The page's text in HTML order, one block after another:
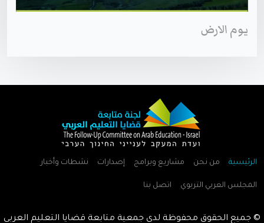
يوم الارض
الرئيسية من نحن مشاريع وبرامج إصدارات نشطات وأخبار
المجلس العربي التربوي اتصل بنا
© جميع الحقوق محفوظة لدى جمعية متابعة قضايا التعليم العربي